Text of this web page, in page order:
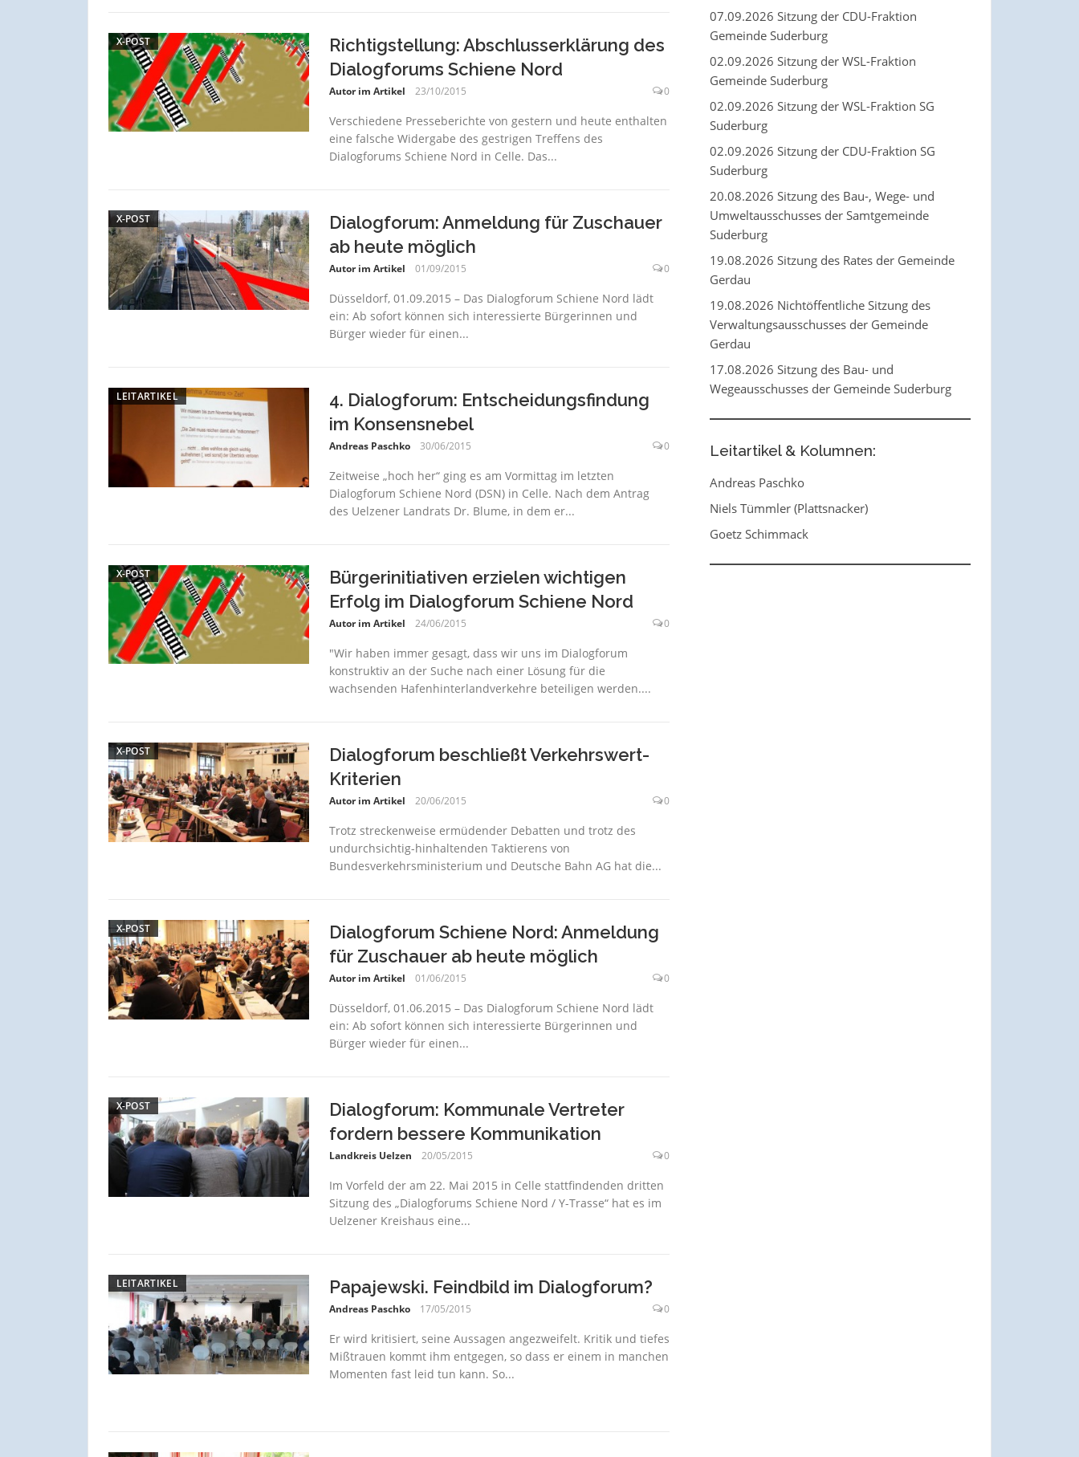
X-POST
Richtigstellung: Abschlusserklärung des
Dialogforums Schiene Nord
Autor im Artikel 23/10/2015 0
Verschiedene Presseberichte von gestern und heute enthalten
eine falsche Widergabe des gestrigen Treffens des
Dialogforums Schiene Nord in Celle. Das...
X-POST
Dialogforum: Anmeldung für Zuschauer
ab heute möglich
Autor im Artikel 01/09/2015 0
Düsseldorf, 01.09.2015 – Das Dialogforum Schiene Nord lädt
ein: Ab sofort können sich interessierte Bürgerinnen und
Bürger wieder für einen...
LEITARTIKEL
4. Dialogforum: Entscheidungsfindung
im Konsensnebel
Andreas Paschko 30/06/2015 0
Zeitweise „hoch her“ ging es am Vormittag im letzten
Dialogforum Schiene Nord (DSN) in Celle. Nach dem Antrag
des Uelzener Landrats Dr. Blume, in dem er...
X-POST
Bürgerinitiativen erzielen wichtigen
Erfolg im Dialogforum Schiene Nord
Autor im Artikel 24/06/2015 0
"Wir haben immer gesagt, dass wir uns im Dialogforum
konstruktiv an der Suche nach einer Lösung für die
wachsenden Hafenhinterlandverkehre beteiligen werden....
X-POST
Dialogforum beschließt Verkehrswert-
Kriterien
Autor im Artikel 20/06/2015 0
Trotz streckenweise ermüdender Debatten und trotz des
undurchsichtig-hinhaltenden Taktierens von
Bundesverkehrsministerium und Deutsche Bahn AG hat die...
X-POST
Dialogforum Schiene Nord: Anmeldung
für Zuschauer ab heute möglich
Autor im Artikel 01/06/2015 0
Düsseldorf, 01.06.2015 – Das Dialogforum Schiene Nord lädt
ein: Ab sofort können sich interessierte Bürgerinnen und
Bürger wieder für einen...
X-POST
Dialogforum: Kommunale Vertreter
fordern bessere Kommunikation
Landkreis Uelzen 20/05/2015 0
Im Vorfeld der am 22. Mai 2015 in Celle stattfindenden dritten
Sitzung des „Dialogforums Schiene Nord / Y-Trasse“ hat es im
Uelzener Kreishaus eine...
LEITARTIKEL Papajewski. Feindbild im Dialogforum?
Andreas Paschko 17/05/2015 0
Er wird kritisiert, seine Aussagen angezweifelt. Kritik und tiefes
Mißtrauen kommt ihm entgegen, so dass er einem in manchen
Momenten fast leid tun kann. So...
07.09.2026 Sitzung der CDU-Fraktion
Gemeinde Suderburg
02.09.2026 Sitzung der WSL-Fraktion
Gemeinde Suderburg
02.09.2026 Sitzung der WSL-Fraktion SG
Suderburg
02.09.2026 Sitzung der CDU-Fraktion SG
Suderburg
20.08.2026 Sitzung des Bau-, Wege- und
Umweltausschusses der Samtgemeinde
Suderburg
19.08.2026 Sitzung des Rates der Gemeinde
Gerdau
19.08.2026 Nichtöffentliche Sitzung des
Verwaltungsausschusses der Gemeinde
Gerdau
17.08.2026 Sitzung des Bau- und
Wegeausschusses der Gemeinde Suderburg
Leitartikel & Kolumnen:
Andreas Paschko
Niels Tümmler (Plattsnacker)
Goetz Schimmack